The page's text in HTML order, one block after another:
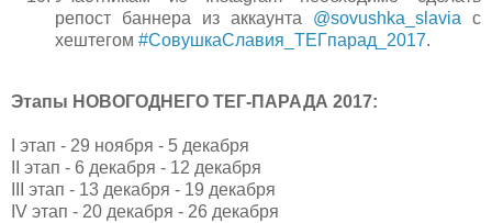
репост баннера из аккаунта @sovushka_slavia с
хештегом #СовушкаСлавия_ТЕГпарад_2017.
Этапы НОВОГОДНЕГО ТЕГ-ПАРАДА 2017:
I этап - 29 ноября - 5 декабря
II этап - 6 декабря - 12 декабря
III этап - 13 декабря - 19 декабря
IV этап - 20 декабря - 26 декабря